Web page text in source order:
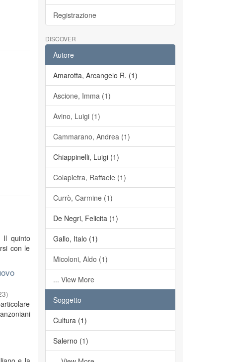
Il quinto
con le
)
Registrazione
DISCOVER
Autore
Amarotta, Arcangelo R. (1)
Ascione, Imma (1)
Avino, Luigi (1)
Cammarano, Andrea (1)
Chiappinelli, Luigi (1)
Colapietra, Raffaele (1)
Currò, Carmine (1)
De Negri, Felicita (1)
Gallo, Italo (1)
Micoloni, Aldo (1)
... View More
Soggetto
Cultura (1)
Salerno (1)